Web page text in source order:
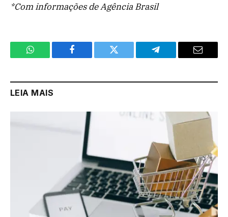
*Com informações de Agência Brasil
WhatsApp Facebook Twitter Telegram Email
LEIA MAIS